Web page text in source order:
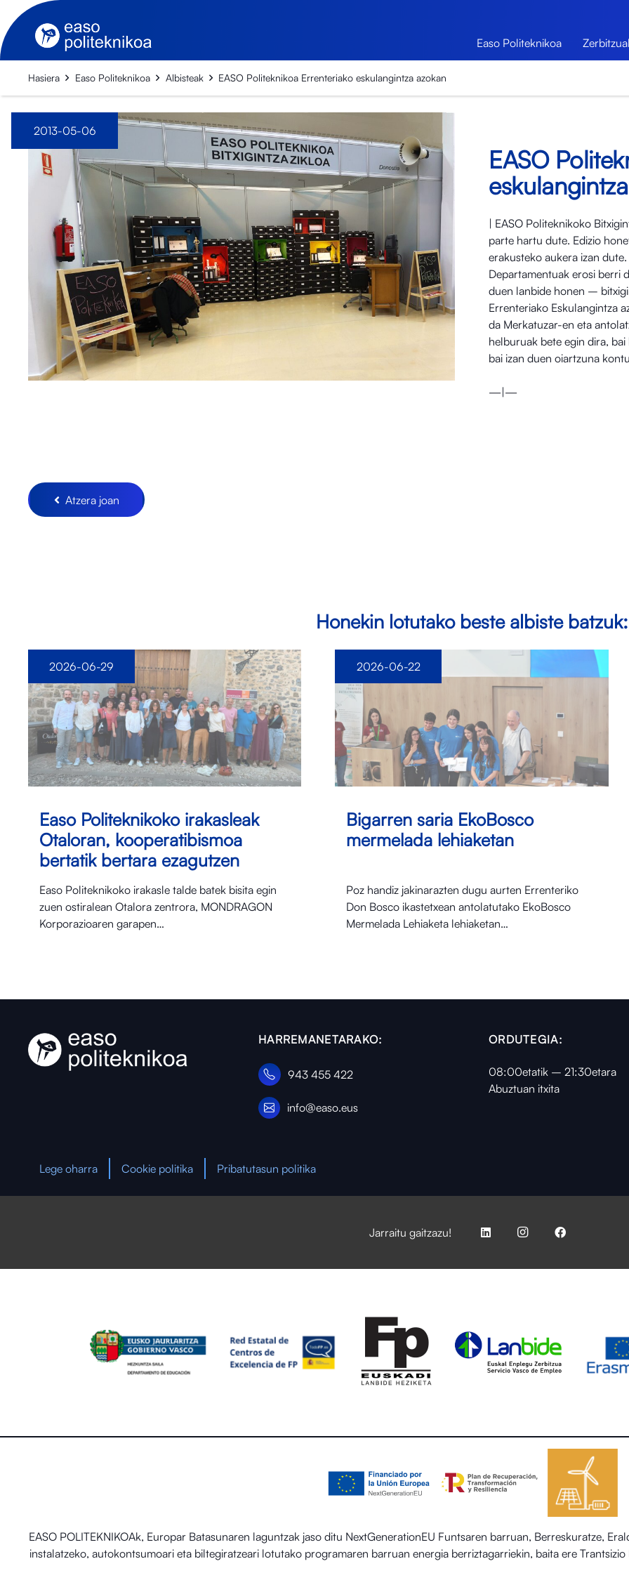
Easo Politeknikoa
Hasiera Easo Politeknikoa Albisteak EASO Politeknikoa Errenteriako eskulangintza azokan
2013-05-06
EASO
| EASO Politeknikoko
parte hartu dute. Edizio
erakusteko aukera izan
Departamentuak erosi berri
duen lanbide honen –
Errenteriako Eskulangintza
da Merkatuzar-en eta
helburuak bete egin dira,
bai izan duen oiartzuna
—|—
Atzera joan
Honekin lotutako beste albiste batzuk:
Easo Politeknikoko irakasleak
Otaloran, kooperatibismoa
bertatik bertara ezagutzen
Easo Politeknikoko irakasle talde batek bisita egin
zuen ostiralean Otalora⁠ zentrora, MONDRAGON
Korporazioaren garapen…
2026-06-29
Bigarren saria EkoBosco
mermelada lehiaketan
Poz handiz jakinarazten dugu aurten Errenteriko
Don Bosco ikastetxean antolatutako EkoBosco
Mermelada Lehiaketa lehiaketan…
2026-06-22
HARREMANETARAKO:
943 455 422
info@easo.eus
ORDUTEGIA:
08:00etatik – 21:30etara
Abuztuan itxita
Lege oharra Cookie politika Pribatutasun politika
Jarraitu gaitzazu!
EASO POLITEKNIKOAk, Europar Batasunaren laguntzak jaso ditu NextGenerationEU Funtsaren barruan, Berreskuratze,
instalatzeko, autokontsumoari eta biltegiratzeari lotutako programaren barruan energia berriztagarriekin, baita ere